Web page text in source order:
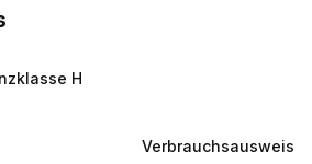
H
Verbrauchsausweis